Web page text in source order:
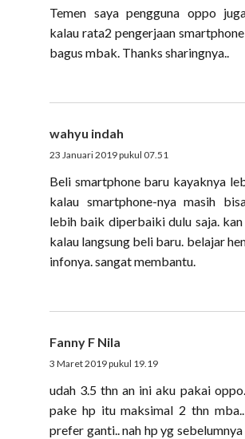
Temen saya pengguna oppo
kalau rata2 pengerjaan
bagus mbak. Thanks sharingnya..
wahyu indah
23 Januari 2019 pukul 07.51
Beli smartphone baru kayaknya
kalau smartphone-nya masih
lebih baik diperbaiki dulu saja. kan
kalau langsung beli baru. belajar
infonya. sangat membantu.
Fanny F Nila
3 Maret 2019 pukul 19.19
udah 3.5 thn an ini aku pakai
pake hp itu maksimal 2 thn
prefer ganti.. nah hp yg